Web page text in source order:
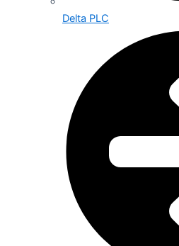
Delta PLC